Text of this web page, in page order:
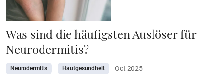
Was sind die häufigsten Auslöser für
Neurodermitis?
Neurodermitis Hautgesundheit Oct 2025